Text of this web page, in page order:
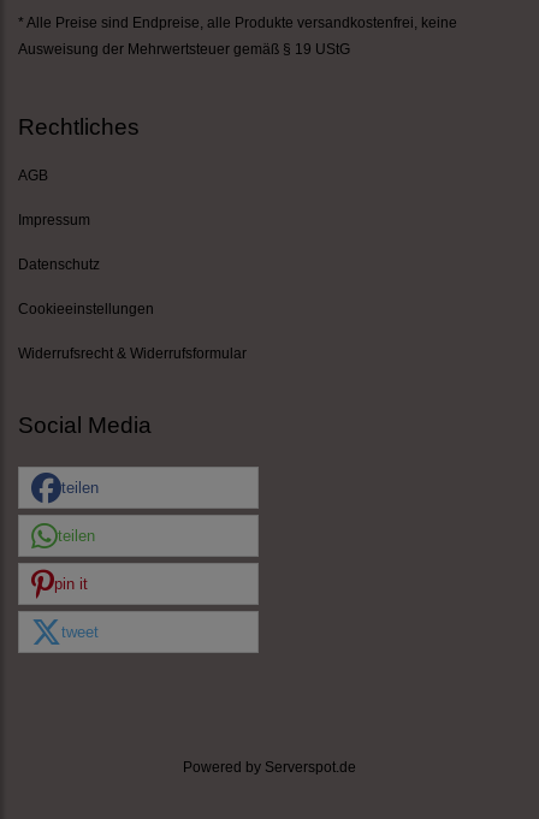
* Alle Preise sind Endpreise, alle Produkte versandkostenfrei , keine
Ausweisung der Mehrwertsteuer gemäß § 19 UStG
Rechtliches
AGB
Impressum
Datenschutz
Cookieeinstellungen
Widerrufsrecht & Widerrufsformular
Social Media
teilen
teilen
pin it
tweet
Powered by Serverspot.de